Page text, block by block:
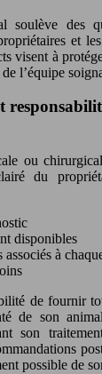
soulève des
et
visent à
l’équipe
ou
du
disponibles
à
de fournir
de son
son
possible de